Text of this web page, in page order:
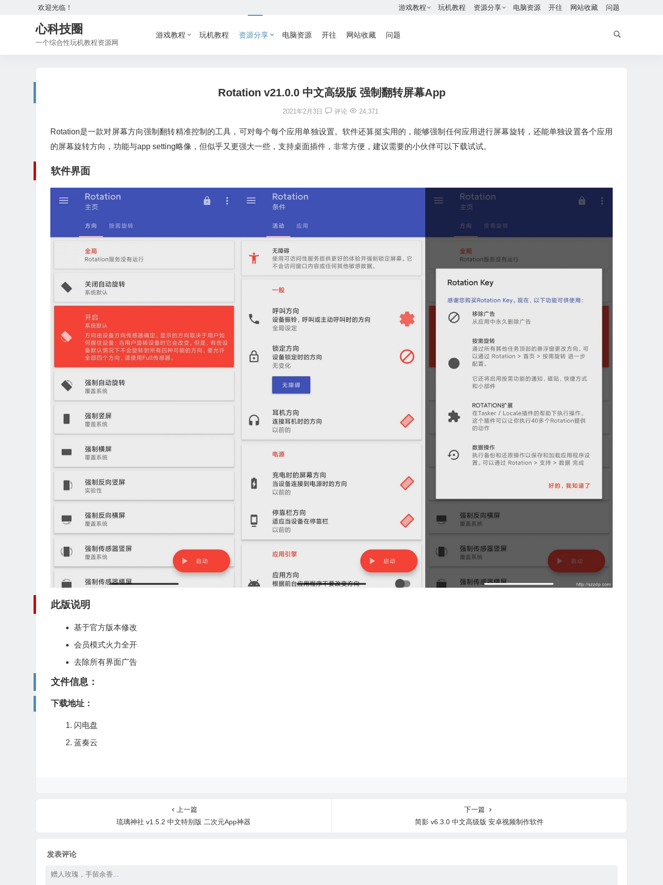
欢迎光临！ 游戏教程 玩机教程 资源分享 电脑资源 开往 网站收藏 问题
心科技圈
一个综合性玩机教程资源网
游戏教程 玩机教程 资源分享 电脑资源 开往 网站收藏 问题
Rotation v21.0.0 中文高级版 强制翻转屏幕App
2021年2月3日 评论 24,371
Rotation是一款对屏幕方向强制翻转精准控制的工具，可对每个每个应用单独设置。软件还算挺实用的，能够强制任何应用进行屏幕旋转，还能单独设置各个应用
的屏幕旋转方向，功能与app setting略像，但似乎又更强大一些，支持桌面插件，非常方便，建议需要的小伙伴可以下载试试。
软件界面
此版说明
基于官方版本修改
会员模式火力全开
去除所有界面广告
文件信息：
下载地址：
闪电盘
蓝奏云
上一篇
琉璃神社 v1.5.2 中文特别版 二次元App神器
下一篇
简影 v6.3.0 中文高级版 安卓视频制作软件
发表评论